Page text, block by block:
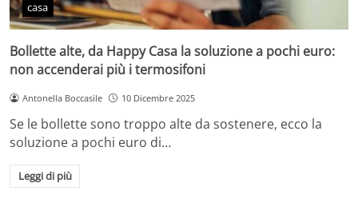
casa
Bollette alte, da Happy Casa la soluzione a pochi euro:
non accenderai più i termosifoni
Antonella Boccasile 10 Dicembre 2025
Se le bollette sono troppo alte da sostenere, ecco la
soluzione a pochi euro di…
Leggi di più